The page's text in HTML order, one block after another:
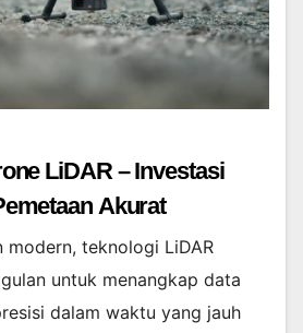
LiDAR – Investasi
Akurat
modern, teknologi LiDAR
untuk menangkap data
dalam waktu yang jauh